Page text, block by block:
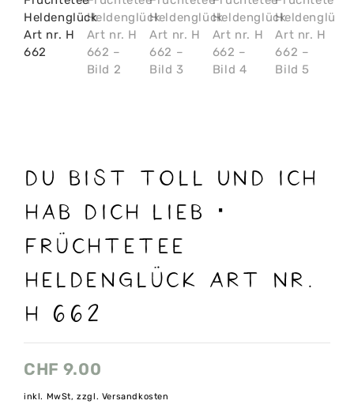
du bist toll und ich
hab dich lieb ·
Früchtetee
Heldenglück Art nr.
H 662
CHF 9.00
inkl. MwSt, zzgl. Versandkosten